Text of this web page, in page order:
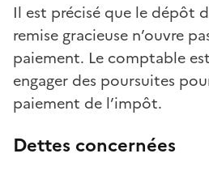
Il est précisé que le dépôt
remise gracieuse n’ouvre
paiement. Le comptable
engager des poursuites
paiement de l’impôt.
Dettes concernées